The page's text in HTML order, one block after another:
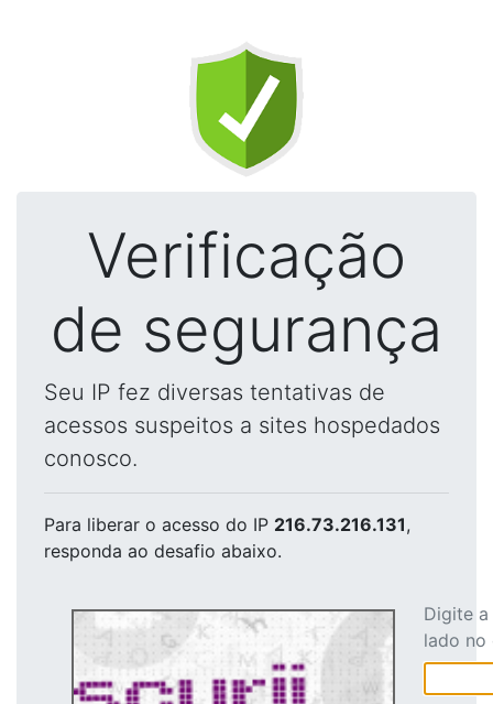
Verificação
de segurança
Seu IP fez diversas tentativas de
acessos suspeitos a sites hospedados
conosco.
Para liberar o acesso do IP 216.73.216.131,
responda ao desafio abaixo.
Digite
lado no